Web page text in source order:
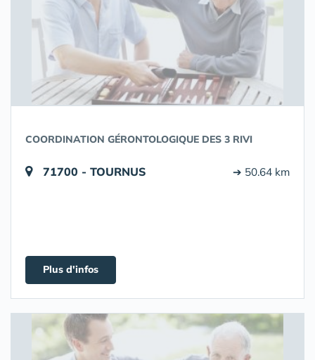
COORDINATION GÉRONTOLOGIQUE DES 3 RIVI
71700 - TOURNUS ➔ 50.64 km
Plus d'infos